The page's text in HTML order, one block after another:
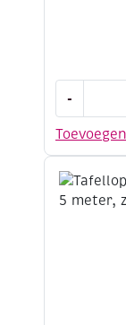
Toevoegen
-
web,
x
5
meter,